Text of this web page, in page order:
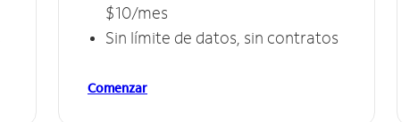
$10/mes
Sin límite de datos, sin contratos
Comenzar